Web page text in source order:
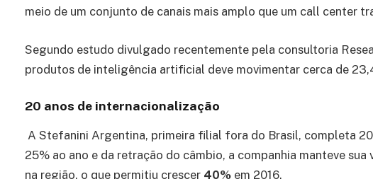
meio de um conjunto de canais mais amplo que um call center
Segundo estudo divulgado recentemente pela consultoria
produtos de inteligência artificial deve movimentar cerca de
20 anos de internacionalização
A Stefanini Argentina, primeira filial fora do Brasil, completa
25% ao ano e da retração do câmbio, a companhia manteve
na região, o que permitiu crescer 40% em 2016.